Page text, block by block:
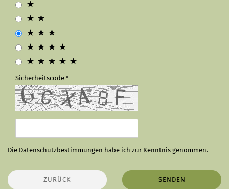
Sicherheitscode
Die Datenschutzbestimmungen habe ich zur Kenntnis genommen.
ZURÜCK SENDEN